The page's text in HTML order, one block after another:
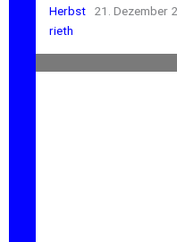
21. Dezember